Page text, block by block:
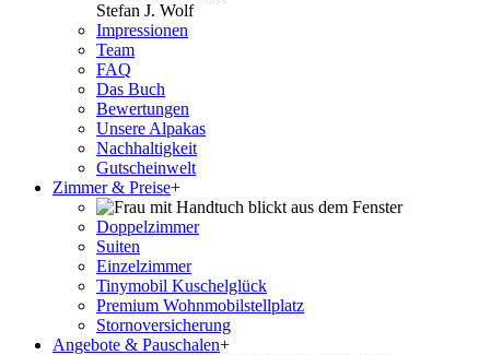
Stefan J. Wolf
Impressionen
Team
FAQ
Das Buch
Bewertungen
Unsere Alpakas
Nachhaltigkeit
Gutscheinwelt
Zimmer & Preise+
Doppelzimmer
Suiten
Einzelzimmer
Tinymobil Kuschelglück
Premium Wohnmobilstellplatz
Stornoversicherung
Angebote & Pauschalen+